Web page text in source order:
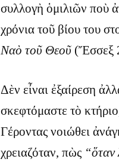
συλλογὴ ὁμιλιῶν ποὺ
χρόνια τοῦ βίου του
Ναὸ τοῦ Θεοῦ(Ἔσσεξ
Δὲν εἶναι ἐξαίρεση
σκεφτόμαστε τὸ
Γέροντας νοιώθει
χρειαζόταν, πὼς